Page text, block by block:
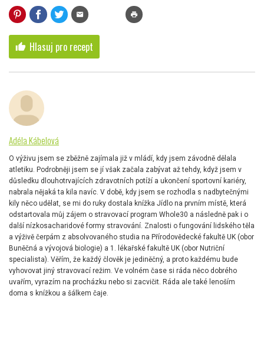
mail print
thumb_up Hlasuj pro recept
Adéla Kábelová
O výživu jsem se zběžně zajímala již v mládí, kdy jsem závodně dělala
atletiku. Podrobněji jsem se jí však začala zabývat až tehdy, když jsem v
důsledku dlouhotrvajících zdravotních potíží a ukončení sportovní kariéry,
nabrala nějaká ta kila navíc. V době, kdy jsem se rozhodla s nadbytečnými
kily něco udělat, se mi do ruky dostala knížka Jídlo na prvním místě, která
odstartovala můj zájem o stravovací program Whole30 a následně pak i o
další nízkosacharidové formy stravování. Znalosti o fungování lidského těla
a výživě čerpám z absolvovaného studia na Přírodovědecké fakultě UK (obor
Buněčná a vývojová biologie) a 1. lékařské fakultě UK (obor Nutriční
specialista). Věřím, že každý člověk je jediněčný, a proto každému bude
vyhovovat jiný stravovací režim. Ve volném čase si ráda něco dobrého
uvařím, vyrazím na procházku nebo si zacvičit. Ráda ale také lenoším
doma s knížkou a šálkem čaje.